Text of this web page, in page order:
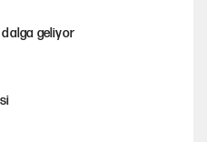
dalga geliyor